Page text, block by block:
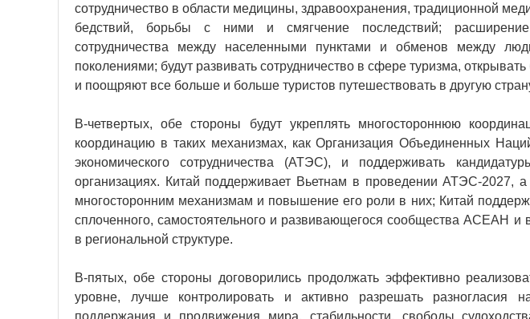
сотрудничество в области медицины, здравоохранения, традиционной
бедствий, борьбы с ними и смягчение последствий;
сотрудничества между населенными пунктами и обменов между
поколениями; будут развивать сотрудничество в сфере туризма,
и поощряют все больше и больше туристов путешествовать в другую
В-четвертых, обе стороны будут укреплять многостороннюю
координацию в таких механизмах, как Организация Объединенных
экономического сотрудничества (АТЭС), и поддерживать
организациях. Китай поддерживает Вьетнам в проведении АТЭС-2027,
многосторонним механизмам и повышение его роли в них; Китай
сплоченного, самостоятельного и развивающегося сообщества АСЕАН и
в региональной структуре.
В-пятых, обе стороны договорились продолжать эффективно
уровне, лучше контролировать и активно разрешать разногласия
поддержания и продвижения мира, стабильности, свободы